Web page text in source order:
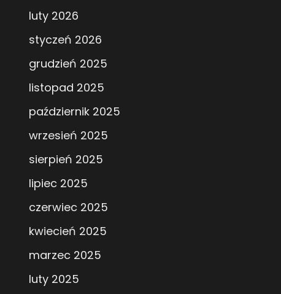
luty 2026
styczeń 2026
grudzień 2025
listopad 2025
październik 2025
wrzesień 2025
sierpień 2025
lipiec 2025
czerwiec 2025
kwiecień 2025
marzec 2025
luty 2025